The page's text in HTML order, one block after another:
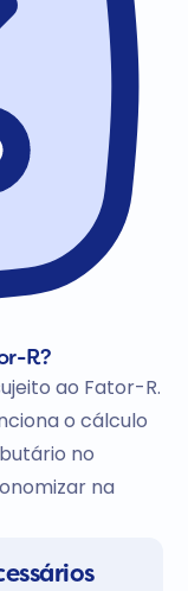
R?
ao Fator-R.
o cálculo
no
na